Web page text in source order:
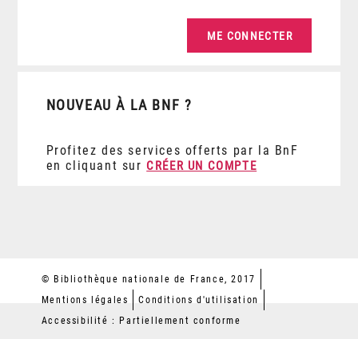
NOUVEAU À LA BNF ?
Profitez des services offerts par la BnF
en cliquant sur CRÉER UN COMPTE
© Bibliothèque nationale de France, 2017
Mentions légales
Conditions d'utilisation
Accessibilité : Partiellement conforme